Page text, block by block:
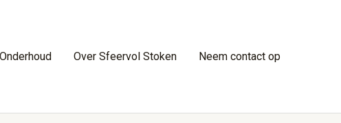
Onderhoud Over Sfeervol Stoken Neem contact op